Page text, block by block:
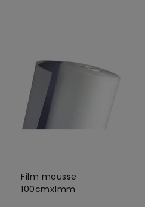
Film mousse
100cmx1mm